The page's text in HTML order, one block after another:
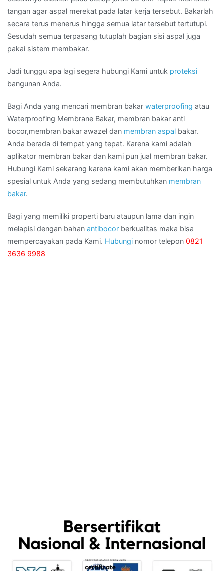
tangan agar aspal merekat pada latar kerja tersebut. Bakarlah
secara terus menerus hingga semua latar tersebut tertutupi.
Sesudah semua terpasang tutuplah bagian sisi aspal juga
pakai sistem membakar.
Jadi tunggu apa lagi segera hubungi Kami untuk proteksi
bangunan Anda.
Bagi Anda yang mencari membran bakar waterproofing atau
Waterproofing Membrane Bakar, membran bakar anti
bocor,membran bakar awazel dan membran aspal bakar.
Anda berada di tempat yang tepat. Karena kami adalah
aplikator membran bakar dan kami pun jual membran bakar.
Hubungi Kami sekarang karena kami akan memberikan harga
spesial untuk Anda yang sedang membutuhkan membran
bakar.
Bagi yang memiliki properti baru ataupun lama dan ingin
melapisi dengan bahan antibocor berkualitas maka bisa
mempercayakan pada Kami. Hubungi nomor telepon 0821
3636 9988